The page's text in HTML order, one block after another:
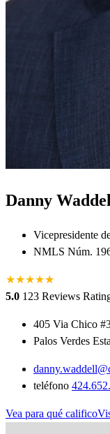
Danny
Vicepresidente
NMLS Núm.
★★★★★
★
5.0 123 Reviews
405 Via Chico
Palos Verdes
teléfono
Vea para qué